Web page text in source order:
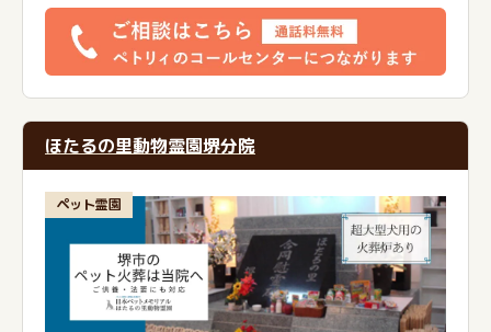
ほたるの里動物霊園堺分院
ペット霊園